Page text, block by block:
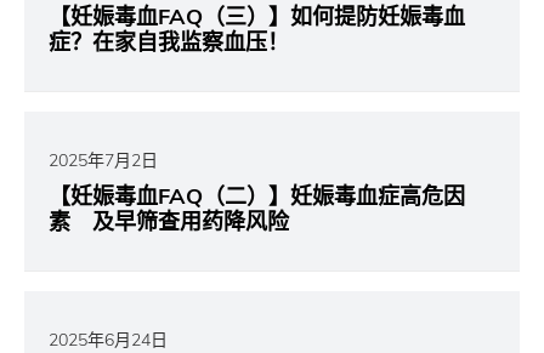
【妊娠毒血FAQ（三）】如何提防妊娠毒血
症？在家自我监察血压！
2025年7月2日
【妊娠毒血FAQ（二）】妊娠毒血症高危因
素 及早筛查用药降风险
2025年6月24日